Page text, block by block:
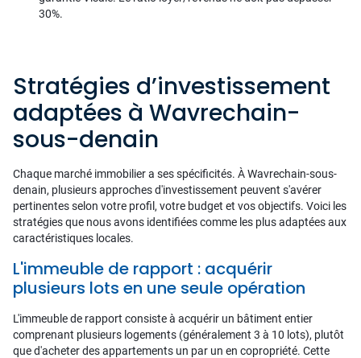
30%.
Stratégies d’investissement
adaptées à Wavrechain-
sous-denain
Chaque marché immobilier a ses spécificités. À Wavrechain-sous-
denain, plusieurs approches d'investissement peuvent s'avérer
pertinentes selon votre profil, votre budget et vos objectifs. Voici les
stratégies que nous avons identifiées comme les plus adaptées aux
caractéristiques locales.
L'immeuble de rapport : acquérir
plusieurs lots en une seule opération
L'immeuble de rapport consiste à acquérir un bâtiment entier
comprenant plusieurs logements (généralement 3 à 10 lots), plutôt
que d'acheter des appartements un par un en copropriété. Cette